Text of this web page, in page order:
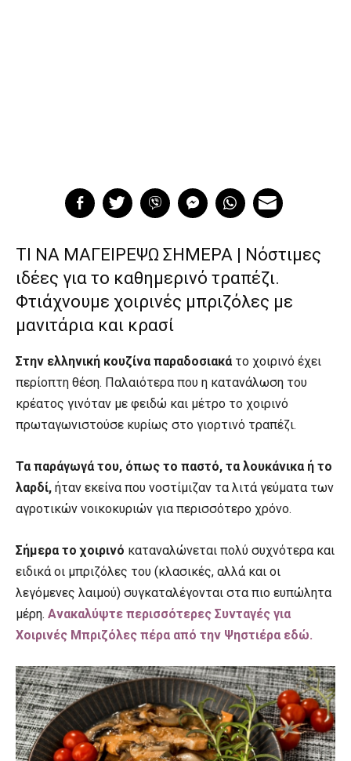
ΤΙ ΝΑ ΜΑΓΕΙΡΕΨΩ ΣΗΜΕΡΑ | Νόστιμες
ιδέες για το καθημερινό τραπέζι.
Φτιάχνουμε χοιρινές μπριζόλες με
μανιτάρια και κρασί
Στην ελληνική κουζίνα παραδοσιακά το χοιρινό έχει
περίοπτη θέση. Παλαιότερα που η κατανάλωση του
κρέατος γινόταν με φειδώ και μέτρο το χοιρινό
πρωταγωνιστούσε κυρίως στο γιορτινό τραπέζι.
Τα παράγωγά του, όπως το παστό, τα λουκάνικα ή το
λαρδί, ήταν εκείνα που νοστίμιζαν τα λιτά γεύματα των
αγροτικών νοικοκυριών για περισσότερο χρόνο.
Σήμερα το χοιρινό καταναλώνεται πολύ συχνότερα και
ειδικά οι μπριζόλες του (κλασικές, αλλά και οι
λεγόμενες λαιμού) συγκαταλέγονται στα πιο ευπώλητα
μέρη. Ανακαλύψτε περισσότερες Συνταγές για
Χοιρινές Μπριζόλες πέρα από την Ψηστιέρα εδώ.